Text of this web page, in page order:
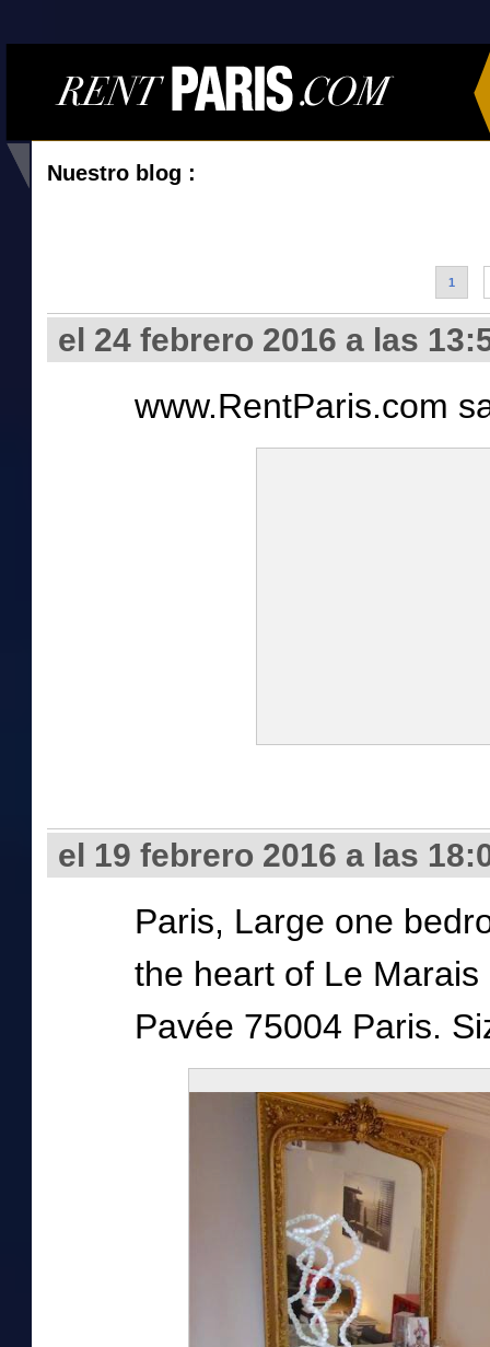
Nuestro blog :
1
el 24 febrero 2016 a las
www.RentParis.com
el 19 febrero 2016 a las
Paris, Large one
the heart of Le
Pavée 75004 Paris.